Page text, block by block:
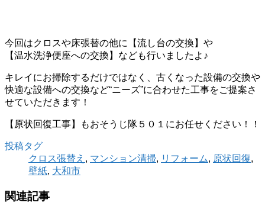
今回はクロスや床張替の他に【流し台の交換】や
【温水洗浄便座への交換】なども行いましたよ♪
キレイにお掃除するだけではなく、古くなった設備の交換や
快適な設備への交換など“ニーズ”に合わせた工事をご提案さ
せていただきます！
【原状回復工事】もおそうじ隊５０１にお任せください！！
投稿タグ
クロス張替え , マンション清掃, リフォーム, 原状回復,
壁紙, 大和市
関連記事